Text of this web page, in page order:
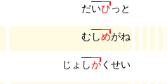
だいひっ と
むしめがね
じ ょ しがく せい